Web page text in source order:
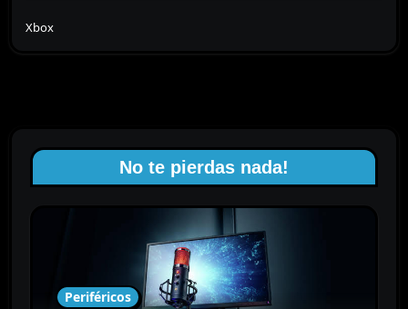
Xbox
No te pierdas nada!
Periféricos